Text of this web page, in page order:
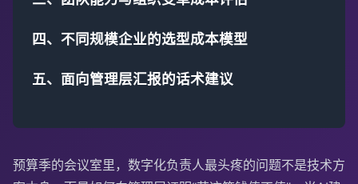
四、不同规模企业的选型成本模型
五、面向管理层汇报的话术建议
预算季的会议室里，数字化负责人最头疼的问题不是技术方